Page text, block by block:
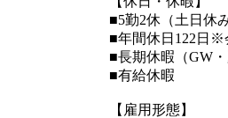
■5勤2休（土日休
■年間休日122日※
■長期休暇（GW
■有給休暇
【雇用形態】